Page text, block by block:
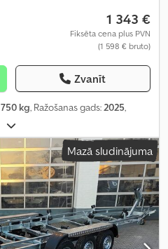
1 343 €
Fiksēta cena plus PVN
(1 598 € bruto)
Zvanīt
750 kg, Ražošanas gads:2025,
Mazā sludinājuma